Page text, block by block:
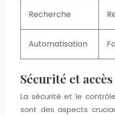
Recherche
Automatisation
Sécurité et
La sécurité et le
sont des aspects